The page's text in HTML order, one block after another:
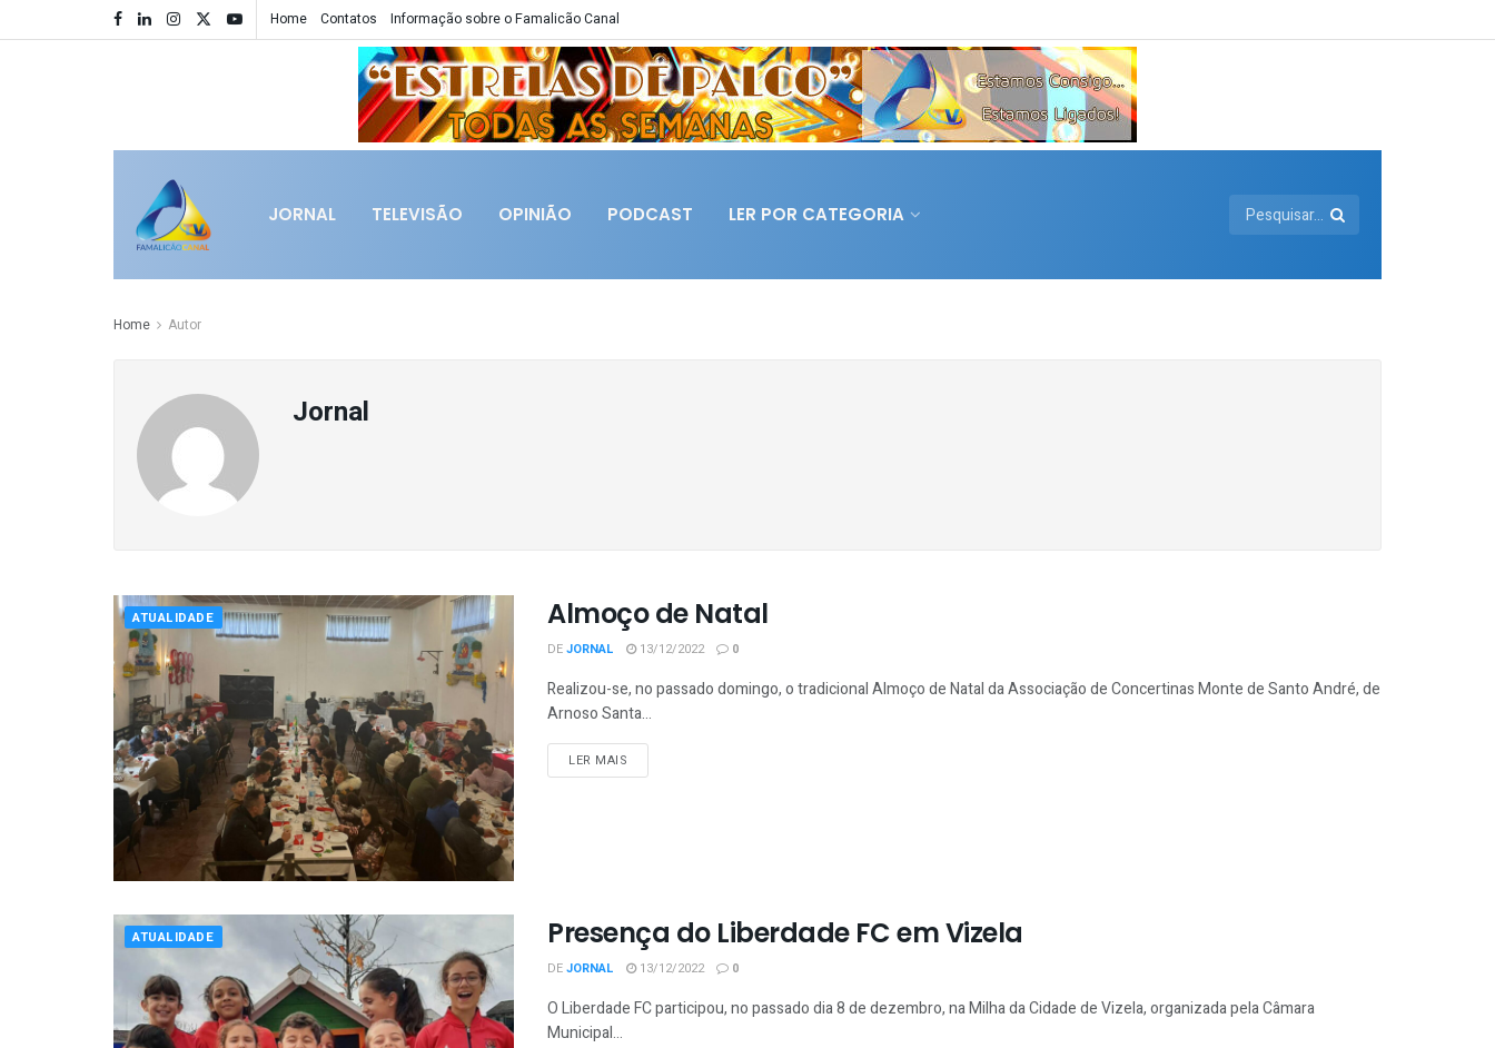
Home Contatos Informação sobre o Famalicão Canal
JORNAL TELEVISÃO OPINIÃO PODCAST LER POR CATEGORIA
Home Autor
Jornal
ATUALIDADE Almoço de Natal
DEJORNAL 13/12/2022 0
Realizou-se, no passado domingo, o tradicional Almoço de Natal da Associação de Concertinas Monte de Santo André, de
Arnoso Santa...
LER MAIS
ATUALIDADE Presença do Liberdade FC em Vizela
DEJORNAL 13/12/2022 0
O Liberdade FC participou, no passado dia 8 de dezembro, na Milha da Cidade de Vizela, organizada pela Câmara
Municipal...